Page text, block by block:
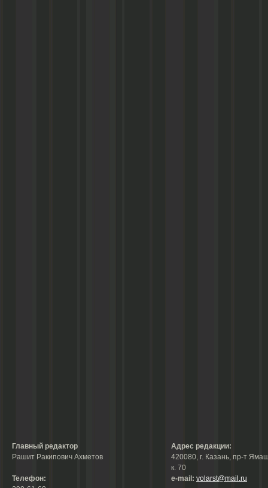
Главный редактор
Рашит Ракипович Ахметов
Телефон:
Адрес редакции:
420080, г. Казань, пр-т
к. 70
е-mail: volarst@mail.ru